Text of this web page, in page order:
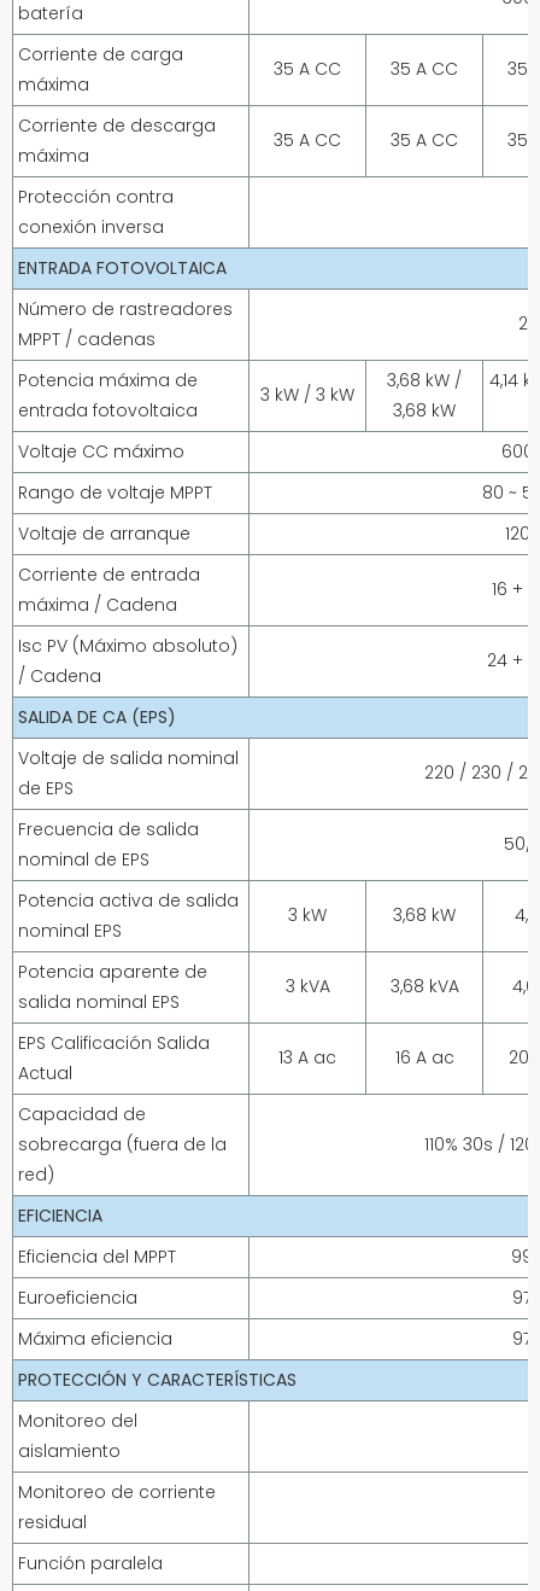
batería
Corriente de carga
máxima
35 A CC 35 A CC 35
Corriente de descarga
máxima
35 A CC 35 A CC 35
Protección contra
conexión inversa
ENTRADA FOTOVOLTAICA
Número de rastreadores
MPPT / cadenas
2 /
Potencia máxima de
entrada fotovoltaica
3 kW / 3 kW
3,68 kW /
3,68 kW
4,14
Voltaje CC máximo
600
Rango de voltaje MPPT
80 ~
Voltaje de arranque
120
Corriente de entrada
máxima / Cadena
16 +
Isc PV (Máximo absoluto)
/ Cadena
24 +
SALIDA DE CA (EPS)
Voltaje de salida nominal
de EPS
220 / 230 /
Frecuencia de salida
nominal de EPS
50/
Potencia activa de salida
nominal EPS
3 kW 3,68 kW
Potencia aparente de
salida nominal EPS
3 kVA 3,68 kVA 4,6
EPS Calificación Salida
Actual
13 A ac 16 A ac 20
Capacidad de
sobrecarga (fuera de la
red)
110% 30s /
EFICIENCIA
Eficiencia del MPPT
Euroeficiencia
Máxima eficiencia
PROTECCIÓN Y CARACTERÍSTICAS
Monitoreo del
aislamiento
Monitoreo de corriente
residual
Función paralela